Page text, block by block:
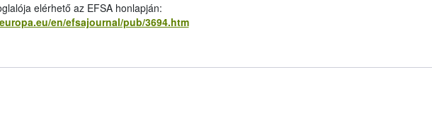
elérhető az EFSA honlapján:
en/efsajournal/pub/3694.htm